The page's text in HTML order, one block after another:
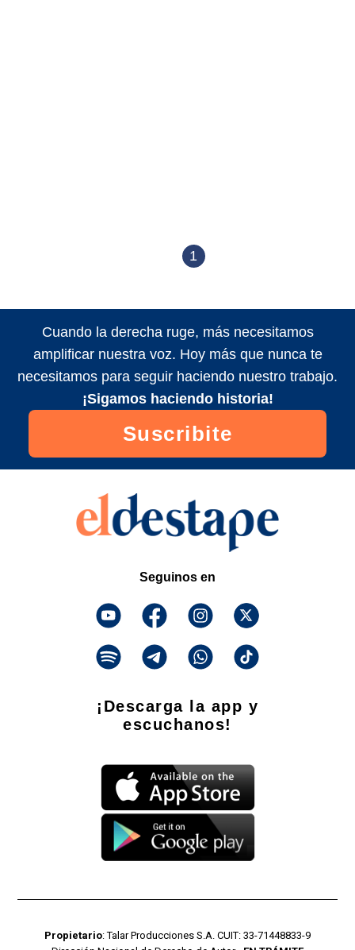
1
Cuando la derecha ruge, más necesitamos
amplificar nuestra voz. Hoy más que nunca te
necesitamos para seguir haciendo nuestro trabajo.
¡Sigamos haciendo historia!
Suscribite
Seguinos en
¡Descarga la app y
escuchanos!
Propietario: Talar Producciones S.A. CUIT: 33-71448833-9